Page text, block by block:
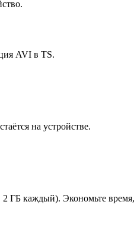
AVI в TS.
на устройстве.
ГБ каждый). Экономьте время,